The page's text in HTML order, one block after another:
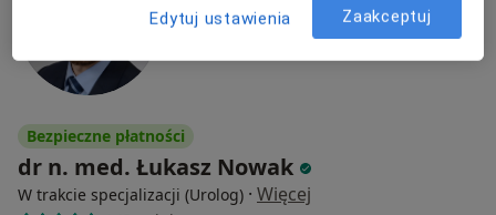
Bezpieczne płatności
dr n. med. Łukasz Nowak
W trakcie specjalizacji (Urolog) · Więcej
Edytuj ustawienia Zaakceptuj